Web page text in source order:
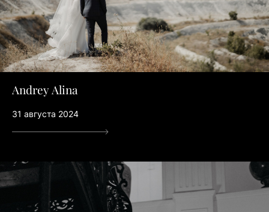
Andrey Alina
31 августа 2024